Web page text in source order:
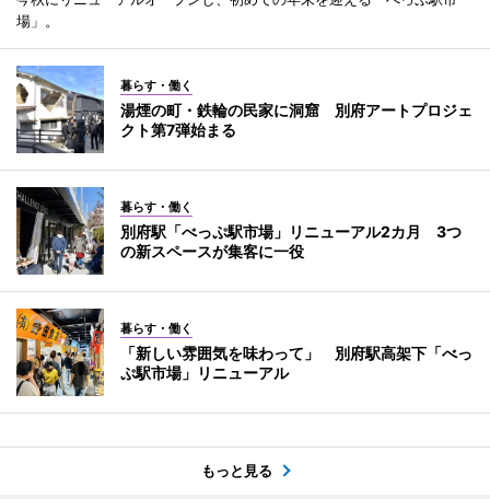
場」。
暮らす・働く
湯煙の町・鉄輪の民家に洞窟 別府アートプロジェ
クト第7弾始まる
暮らす・働く
別府駅「べっぷ駅市場」リニューアル2カ月 3つ
の新スペースが集客に一役
暮らす・働く
「新しい雰囲気を味わって」 別府駅高架下「べっ
ぷ駅市場」リニューアル
もっと見る